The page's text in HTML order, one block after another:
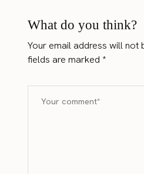
What do you think?
Your email address will not
fields are marked*